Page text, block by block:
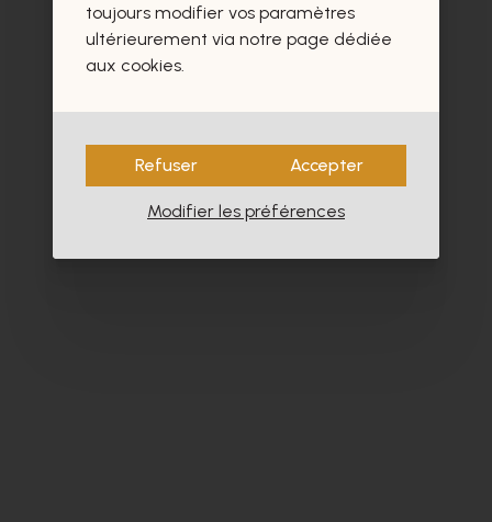
- 30%
toujours modifier vos paramètres
ultérieurement via notre page dédiée
aux cookies.
Refuser Accepter
Modifier les préférences